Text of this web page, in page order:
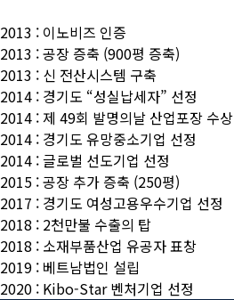
2013 : 이노비즈 인증
2013 : 공장 증축 (900평 증축)
2013 : 신 전산시스템 구축
2014 : 경기도 “성실납세자” 선정
2014 : 제 49회 발명의날 산업포장 수상
2014 : 경기도 유망중소기업 선정
2014 : 글로벌 선도기업 선정
2015 : 공장 추가 증축 (250평)
2017 : 경기도 여성고용우수기업 선정
2018 : 2천만불 수출의 탑
2018 : 소재부품산업 유공자 표창
2019 : 베트남법인 설립
2020 : Kibo-Star 벤처기업 선정